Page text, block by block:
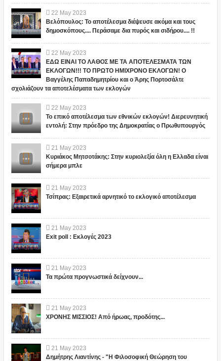
22 May 2023
Βελόπουλος: Το αποτέλεσμα διέψευσε ακόμα και τους
δημοσκόπους.... Περάσαμε δια πυρός και σιδήρου.... !!
22 May 2023
ΕΔΩ ΕΙΝΑΙ ΤΟ ΛΑΘΟΣ ΜΕ ΤΑ ΑΠΟΤΕΛΕΣΜΑΤΑ ΤΩΝ
ΕΚΛΟΓΩΝ!!! ΤΟ ΠΡΩΤΟ ΗΜΙΧΡΟΝΟ ΕΚΛΟΓΩΝ! Ο
Βαγγέλης Παπαδημητρίου και ο Άρης Πορτοσάλτε
σχολιάζουν τα αποτελέσματα των εκλογών
22 May 2023
Το επικό αποτέλεσμα των εθνικών εκλογών! Διερευνητική
εντολή: Στην πρόεδρο της Δημοκρατίας ο Πρωθυπουργός
21 May 2023
Κυριάκος Μητσοτάκης: Στην κυριολεξία όλη η Ελλαδα είναι
σήμερα μπλε
21 May 2023
Τσίπρας: Εξαιρετικά αρνητικό το εκλογικό αποτέλεσμα
21 May 2023
Exit poll : Εκλογές 2023
21 May 2023
Τα πρώτα προγνωστικά δείχνουν...
21 May 2023
ΧΡΟΝΗΣ ΜΙΣΣΙΟΣ! Από ήρωας, προδότης...
21 May 2023
Δημήτρης Λιαντίνης - "Η Φιλοσοφική Θεώρηση του